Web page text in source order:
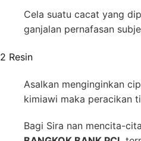
Cela suatu cacat yang
ganjalan pernafasan
2 Resin
Asalkan menginginkan
kimiawi maka peracikan
Bagi Sira nan mencita-